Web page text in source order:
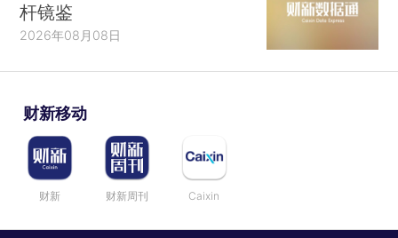
杆镜鉴
2026年08月08日
财新移动
财新 财新周刊 Caixin